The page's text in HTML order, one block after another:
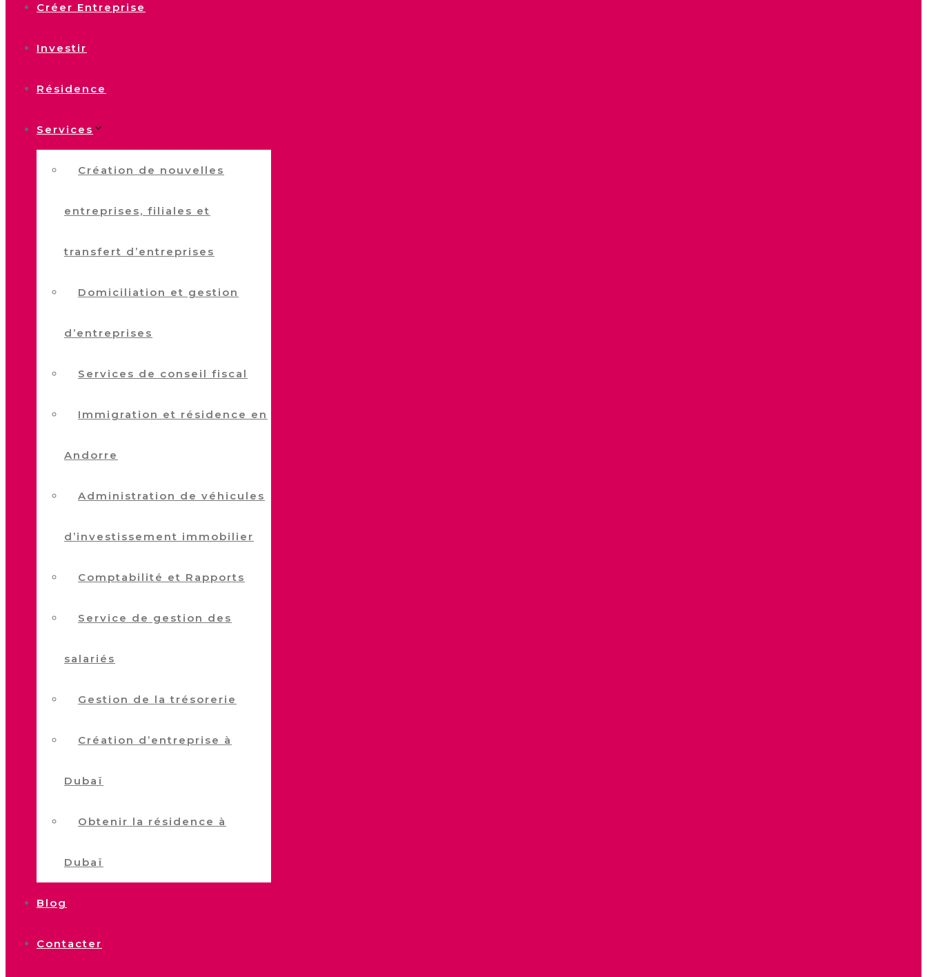
Créer Entreprise
Investir
Résidence
Services
Création de nouvelles
entreprises, filiales et
transfert d’entreprises
Domiciliation et gestion
d’entreprises
Services de conseil fiscal
Immigration et résidence en
Andorre
Administration de véhicules
d’investissement immobilier
Comptabilité et Rapports
Service de gestion des
salariés
Gestion de la trésorerie
Création d’entreprise à
Dubaï
Obtenir la résidence à
Dubaï
Blog
Contacter